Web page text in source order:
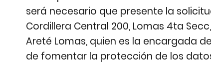
será necesario que presente la
Cordillera Central 200, Lomas 4ta Secc,
Areté Lomas, quien es la encargada
de fomentar la protección de los